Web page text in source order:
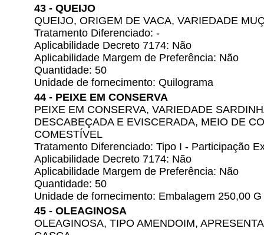
43 - QUEIJO
QUEIJO, ORIGEM DE VACA, VARIEDADE
Tratamento Diferenciado: -
Aplicabilidade Decreto 7174: Não
Aplicabilidade Margem de Preferência: Não
Quantidade: 50
Unidade de fornecimento: Quilograma
44 - PEIXE EM CONSERVA
PEIXE EM CONSERVA, VARIEDADE
DESCABEÇADA E EVISCERADA, MEIO DE
COMESTÍVEL
Tratamento Diferenciado: Tipo I - Participação
Aplicabilidade Decreto 7174: Não
Aplicabilidade Margem de Preferência: Não
Quantidade: 50
Unidade de fornecimento: Embalagem 250,00 G
45 - OLEAGINOSA
OLEAGINOSA, TIPO AMENDOIM,